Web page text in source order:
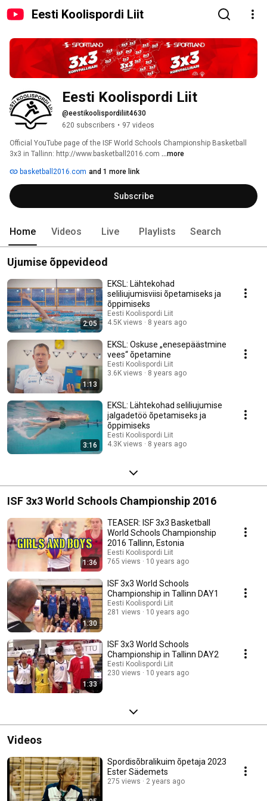
Eesti Koolispordi Liit
Eesti Koolispordi Liit
@eestikoolispordiliit4630
620 subscribers • 97 videos
Official YouTube page of the ISF World Schools Championship Basketball
3x3 in Tallinn: http://www.basketball2016.com ...more
basketball2016.com and 1 more link
Subscribe
Home Videos Live Playlists Search
Ujumise õppevideod
2:05
EKSL: Lähtekohad
seliliujumisviisi õpetamiseks ja
õppimiseks
Eesti Koolispordi Liit
4.5K views
8 years ago
1:13
EKSL: Oskuse „enesepäästmine
vees“ õpetamine
Eesti Koolispordi Liit
3.6K views
8 years ago
3:16
EKSL: Lähtekohad seliliujumise
jalgadetöö õpetamiseks ja
õppimiseks
Eesti Koolispordi Liit
4.3K views
8 years ago
ISF 3x3 World Schools Championship 2016
1:36
TEASER: ISF 3x3 Basketball
World Schools Championship
2016 Tallinn, Estonia
Eesti Koolispordi Liit
765 views
10 years ago
1:30
ISF 3x3 World Schools
Championship in Tallinn DAY1
Eesti Koolispordi Liit
281 views
10 years ago
1:33
ISF 3x3 World Schools
Championship in Tallinn DAY2
Eesti Koolispordi Liit
230 views
10 years ago
Videos
Spordisõbralikuim õpetaja 2023
Ester Sädemets
275 views 2 years ago